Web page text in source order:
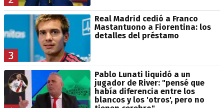
3
Real Madrid cedió a Franco
Mastantuono a Fiorentina: los
detalles del préstamo
Pablo Lunati liquidó a un
jugador de River: "pensé que
había diferencia entre los
blancos y los 'otros', pero no